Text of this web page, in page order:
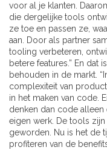
voor al je klanten.
die dergelijke tools
ze toe en passen ze,
aan. Door als partner
tooling verbeteren,
betere features.” En
behouden in de markt.
complexiteit van
in het maken van code.
denken dan code alleen
eigen werk. De tools
geworden. Nu is het de
profiteren van de